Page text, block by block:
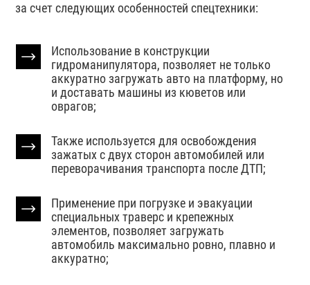
за счет следующих особенностей спецтехники:
Использование в конструкции
гидроманипулятора, позволяет не только
аккуратно загружать авто на платформу, но
и доставать машины из кюветов или
оврагов;
Также используется для освобождения
зажатых с двух сторон автомобилей или
переворачивания транспорта после ДТП;
Применение при погрузке и эвакуации
специальных траверс и крепежных
элементов, позволяет загружать
автомобиль максимально ровно, плавно и
аккуратно;